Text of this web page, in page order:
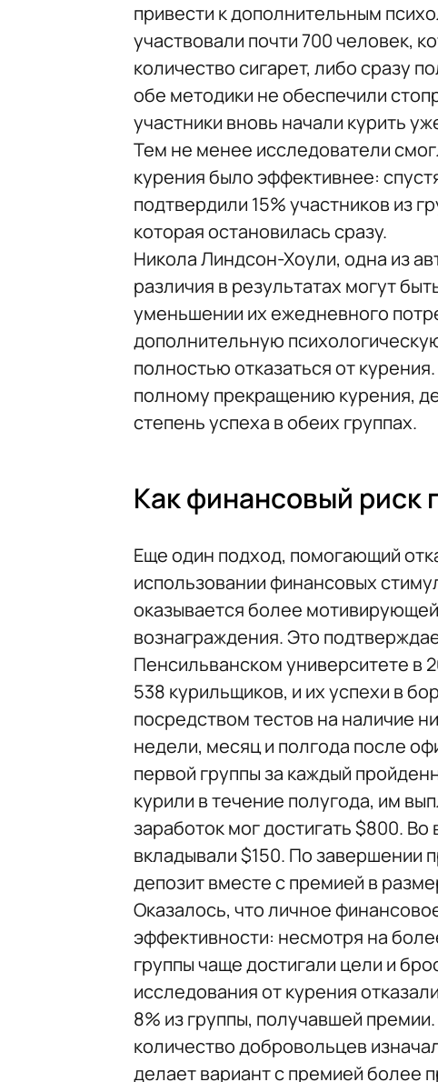
привести к дополнительным
участвовали почти 700 человек,
количество сигарет, либо сразу
обе методики не обеспечили
участники вновь начали курить
Тем не менее исследователи
курения было эффективнее:
подтвердили 15% участников из
которая остановилась сразу.
Никола Линдсон-Хоули, одна из
различия в результатах могут
уменьшении их ежедневного
дополнительную
полностью отказаться от
полному прекращению курения,
степень успеха в обеих группах.
Как финансовый риск
Еще один подход, помогающий
использовании финансовых
оказывается более
вознаграждения. Это
Пенсильванском университете в
538 курильщиков, и их успехи в
посредством тестов на наличие
недели, месяц и полгода после
первой группы за каждый
курили в течение полугода, им
заработок мог достигать $800.
вкладывали $150. По завершении
депозит вместе с премией в
Оказалось, что личное
эффективности: несмотря на
группы чаще достигали цели и
исследования от курения
8% из группы, получавшей
количество добровольцев
делает вариант с премией более